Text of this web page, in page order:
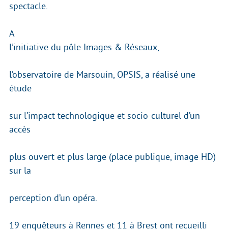
spectacle.
A
l’initiative du pôle Images & Réseaux,
l’observatoire de Marsouin, OPSIS, a réalisé une
étude
sur l’impact technologique et socio-culturel d’un
accès
plus ouvert et plus large (place publique, image HD)
sur la
perception d’un opéra.
19 enquêteurs à Rennes et 11 à Brest ont recueilli